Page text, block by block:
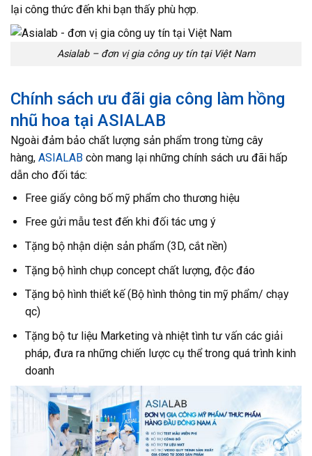
lại công thức đến khi bạn thấy phù hợp.
Asialab – đơn vị gia công uy tín tại Việt Nam
Chính sách ưu đãi gia công làm hồng
nhũ hoa tại ASIALAB
Ngoài đảm bảo chất lượng sản phẩm trong từng cây
hàng, ASIALAB còn mang lại những chính sách ưu đãi hấp
dẫn cho đối tác:
Free giấy công bố mỹ phẩm cho thương hiệu
Free gửi mẫu test đến khi đối tác ưng ý
Tặng bộ nhận diện sản phẩm (3D, cắt nền)
Tặng bộ hình chụp concept chất lượng, độc đáo
Tặng bộ hình thiết kế (Bộ hình thông tin mỹ phẩm/ chạy
qc)
Tặng bộ tư liệu Marketing và nhiệt tình tư vấn các giải
pháp, đưa ra những chiến lược cụ thể trong quá trình kinh
doanh